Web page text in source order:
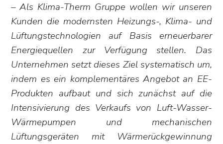
– Als Klima-Therm Gruppe wollen wir unseren
Kunden die modernsten Heizungs-, Klima- und
Lüftungstechnologien auf Basis erneuerbarer
Energiequellen zur Verfügung stellen. Das
Unternehmen setzt dieses Ziel systematisch um,
indem es ein komplementäres Angebot an EE-
Produkten aufbaut und sich zunächst auf die
Intensivierung des Verkaufs von Luft-Wasser-
Wärmepumpen und mechanischen
Lüftungsgeräten mit Wärmerückgewinnung